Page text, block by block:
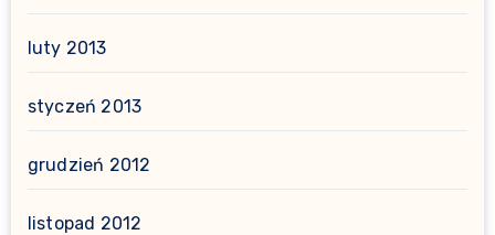
luty 2013
styczeń 2013
grudzień 2012
listopad 2012